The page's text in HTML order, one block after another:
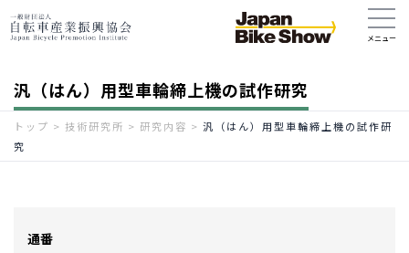
汎（はん）用型車輪締上機の試作研究
トップ > 技術研究所 > 研究内容 > 汎（はん）用型車輪締上機の試作研
究
通番